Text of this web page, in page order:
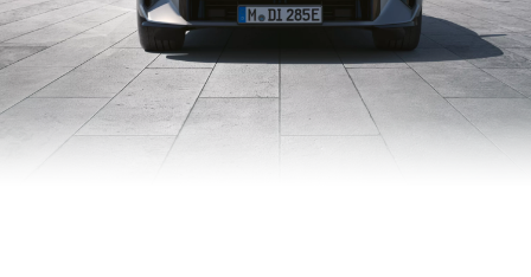
BMW i7LIMOUSINE:
TECHNISCHE DATEN
ANSPRUCH IN JEDEM DETAIL. ENTWICKELT MIT